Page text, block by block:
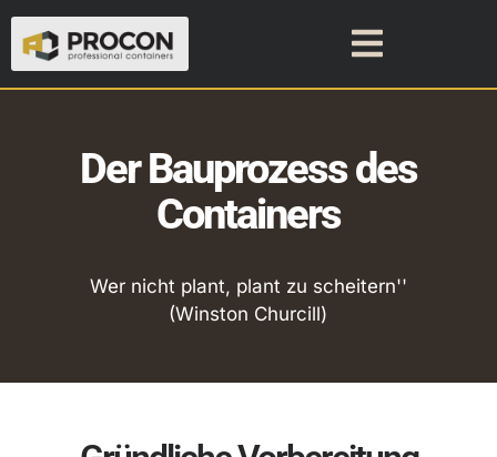
Der Bauprozess des
Containers
Wer nicht plant, plant zu scheitern''
(Winston Churcill)